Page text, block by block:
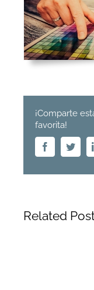
¡Comparte
favorita!
Facebook
Related